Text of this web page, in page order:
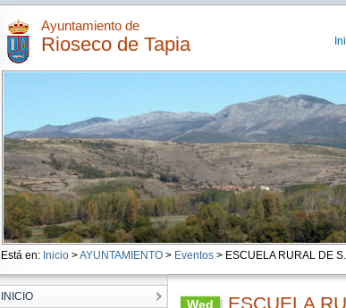
Ayuntamiento de
Rioseco de Tapia
Está en: Inicio >AYUNTAMIENTO> Eventos> ESCUELA RURAL DE
INICIO
Wed
ESCUELA